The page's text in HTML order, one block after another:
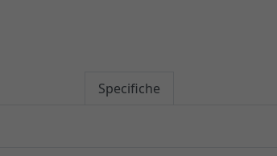
Specifiche